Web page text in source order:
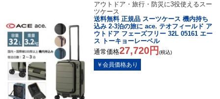
アウトドア・旅行・防災に3役使えるスー
ツケース
送料無料 正規品 スーツケース 機内持ち
込み 2-3泊の旅に ace. テオフィールド ア
ウトドア フェーズフリー 32L 05161 エー
ス トーキョーレーベル
通常価格27,720円 (税込)